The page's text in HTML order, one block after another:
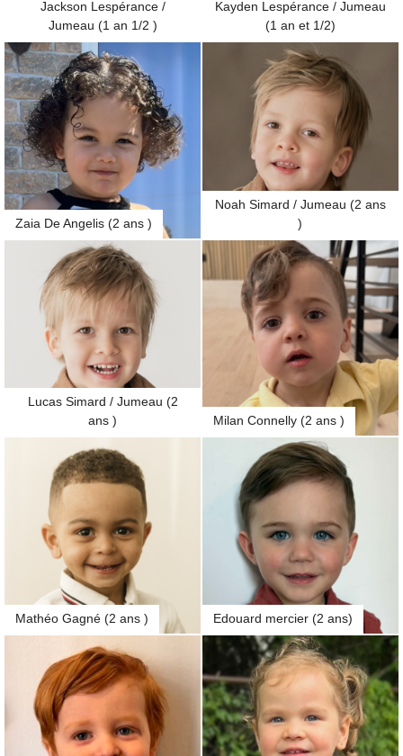
Jackson Lespérance /
Jumeau (1 an 1/2 )
Kayden Lespérance / Jumeau
(1 an et 1/2)
Zaia De Angelis (2 ans )
Noah Simard / Jumeau (2 ans
)
Lucas Simard / Jumeau (2
ans )
Milan Connelly (2 ans )
Mathéo Gagné (2 ans ) Edouard mercier (2 ans)